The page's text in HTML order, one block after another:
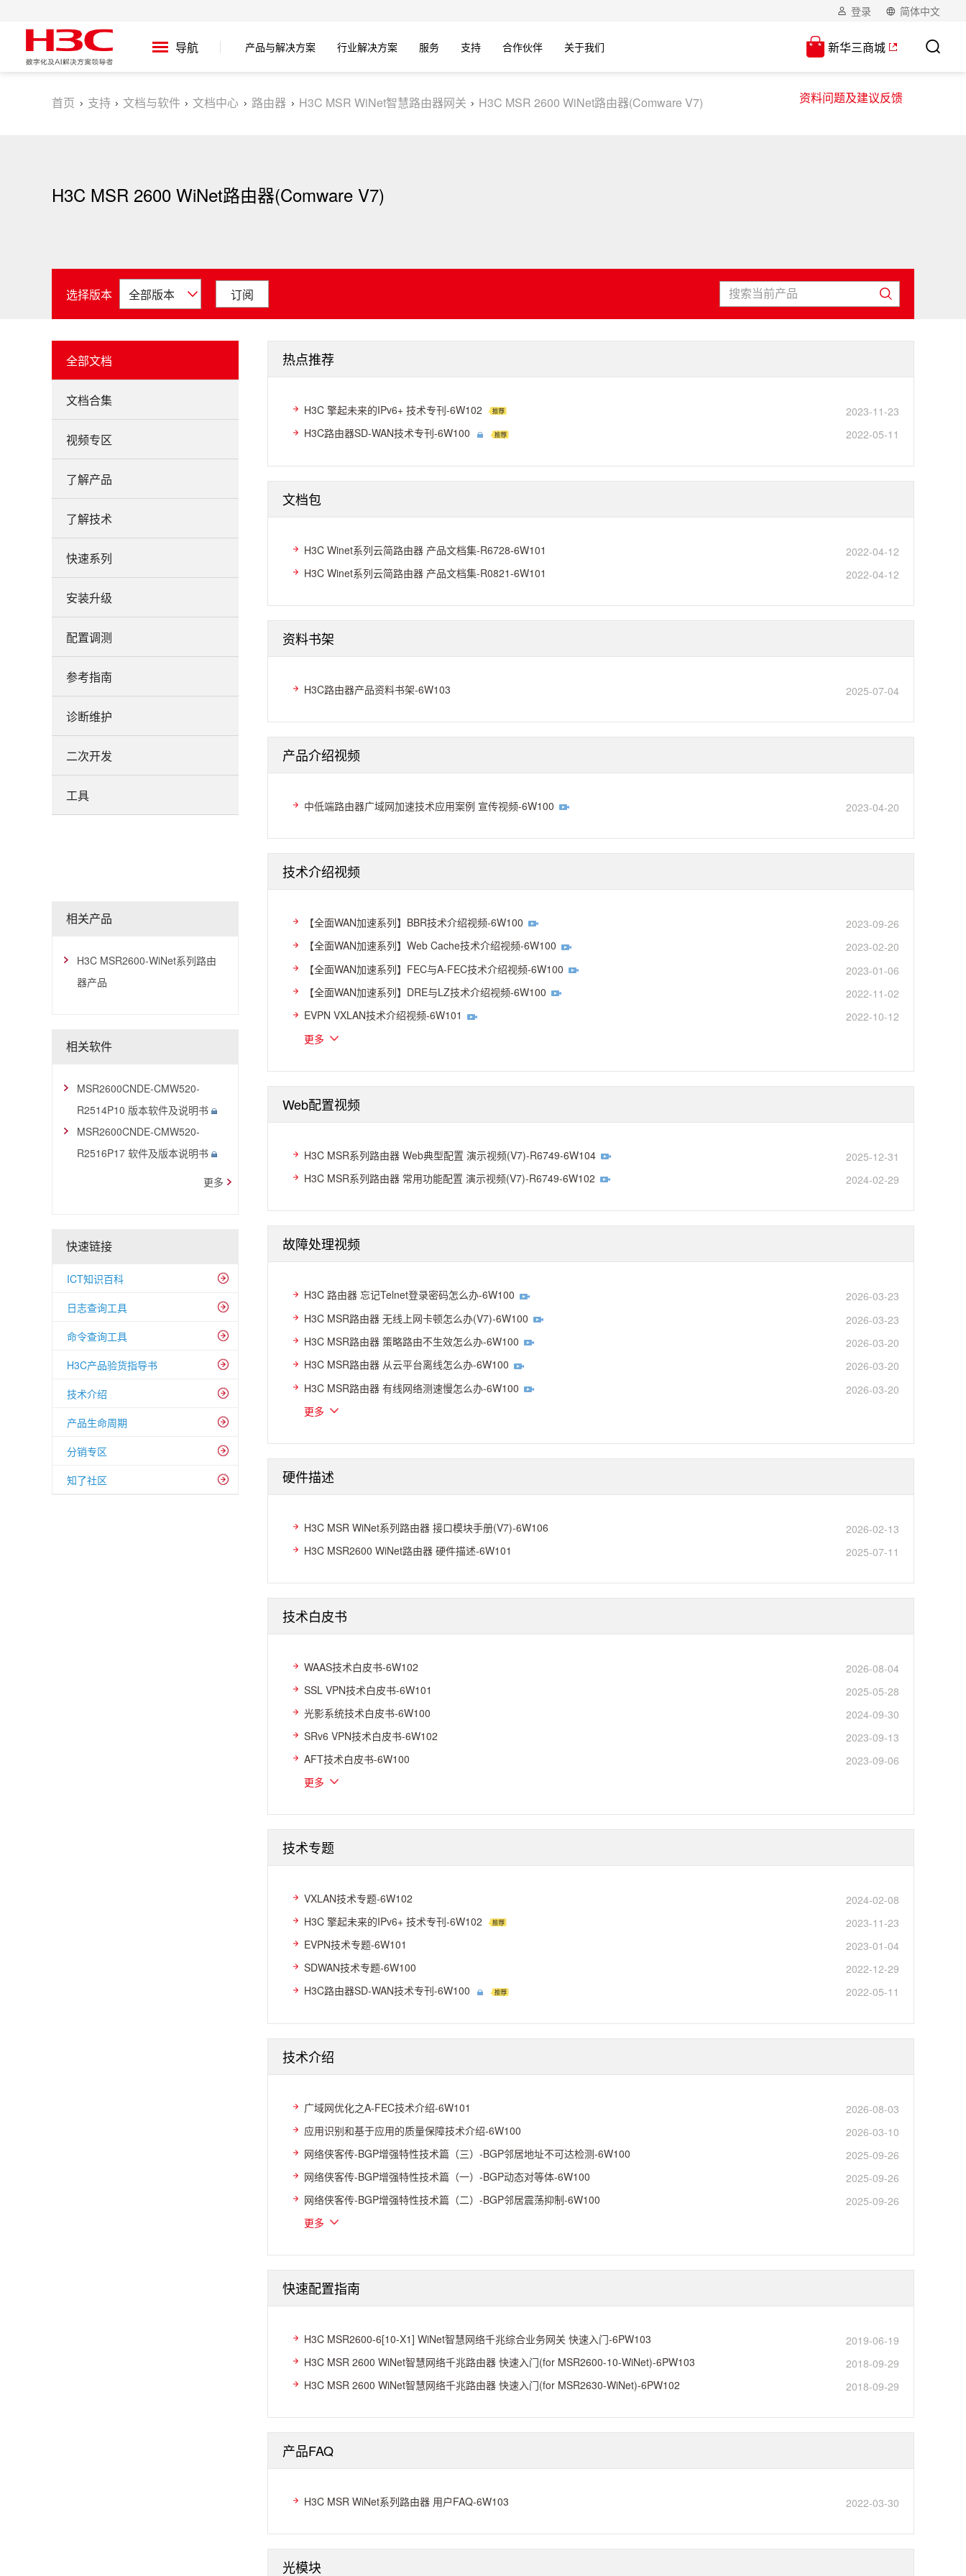
登录 简体中文
导航 产品与解决方案 行业解决方案 服务 支持 合作伙伴 关于我们 新华三商城
资料问题及建议反馈
首页 支持 文档与软件 文档中心 路由器 H3C MSR WiNet智慧路由器网关 H3C MSR 2600 WiNet路由器(Comware V7)
H3C MSR 2600 WiNet路由器(Comware V7)
选择版本 订阅
全部文档
文档合集
视频专区
了解产品
了解技术
快速系列
安装升级
配置调测
参考指南
诊断维护
二次开发
工具
相关产品
H3C MSR2600-WiNet系列路由
器产品
相关软件
MSR2600CNDE-CMW520-
R2514P10 版本软件及说明书
MSR2600CNDE-CMW520-
R2516P17 软件及版本说明书
更多
快速链接
ICT知识百科
日志查询工具
命令查询工具
H3C产品验货指导书
技术介绍
产品生命周期
分销专区
知了社区
热点推荐
H3C 擎起未来的IPv6+ 技术专刊-6W102
2023-11-23
H3C路由器SD-WAN技术专刊-6W100
2022-05-11
文档包
H3C Winet系列云简路由器 产品文档集-R6728-6W101
2022-04-12
H3C Winet系列云简路由器 产品文档集-R0821-6W101
2022-04-12
资料书架
H3C路由器产品资料书架-6W103 2025-07-04
产品介绍视频
中低端路由器广域网加速技术应用案例 宣传视频-6W100 2023-04-20
技术介绍视频
【全面WAN加速系列】BBR技术介绍视频-6W100
2023-09-26
【全面WAN加速系列】Web Cache技术介绍视频-6W100
2023-02-20
【全面WAN加速系列】FEC与A-FEC技术介绍视频-6W100
2023-01-06
【全面WAN加速系列】DRE与LZ技术介绍视频-6W100
2022-11-02
EVPN VXLAN技术介绍视频-6W101
2022-10-12
更多
Web配置视频
H3C MSR系列路由器 Web典型配置 演示视频(V7)-R6749-6W104
2025-12-31
H3C MSR系列路由器 常用功能配置 演示视频(V7)-R6749-6W102
2024-02-29
故障处理视频
H3C 路由器 忘记Telnet登录密码怎么办-6W100
2026-03-23
H3C MSR路由器 无线上网卡顿怎么办(V7)-6W100
2026-03-23
H3C MSR路由器 策略路由不生效怎么办-6W100
2026-03-20
H3C MSR路由器 从云平台离线怎么办-6W100
2026-03-20
H3C MSR路由器 有线网络测速慢怎么办-6W100
2026-03-20
更多
硬件描述
H3C MSR WiNet系列路由器 接口模块手册(V7)-6W106
2026-02-13
H3C MSR2600 WiNet路由器 硬件描述-6W101
2025-07-11
技术白皮书
WAAS技术白皮书-6W102
2026-08-04
SSL VPN技术白皮书-6W101
2025-05-28
光影系统技术白皮书-6W100
2024-09-30
SRv6 VPN技术白皮书-6W102
2023-09-13
AFT技术白皮书-6W100
2023-09-06
更多
技术专题
VXLAN技术专题-6W102
2024-02-08
H3C 擎起未来的IPv6+ 技术专刊-6W102
2023-11-23
EVPN技术专题-6W101
2023-01-04
SDWAN技术专题-6W100
2022-12-29
H3C路由器SD-WAN技术专刊-6W100
2022-05-11
技术介绍
广域网优化之A-FEC技术介绍-6W101
2026-08-03
应用识别和基于应用的质量保障技术介绍-6W100
2026-03-10
网络侠客传-BGP增强特性技术篇（三）-BGP邻居地址不可达检测-6W100
2025-09-26
网络侠客传-BGP增强特性技术篇（一）-BGP动态对等体-6W100
2025-09-26
网络侠客传-BGP增强特性技术篇（二）-BGP邻居震荡抑制-6W100
2025-09-26
更多
快速配置指南
H3C MSR2600-6[10-X1] WiNet智慧网络千兆综合业务网关 快速入门-6PW103
2019-06-19
H3C MSR 2600 WiNet智慧网络千兆路由器 快速入门(for MSR2600-10-WiNet)-6PW103
2018-09-29
H3C MSR 2600 WiNet智慧网络千兆路由器 快速入门(for MSR2630-WiNet)-6PW102
2018-09-29
产品FAQ
H3C MSR WiNet系列路由器 用户FAQ-6W103 2022-03-30
光模块